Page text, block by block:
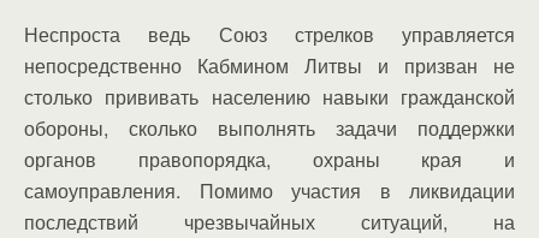
Неспроста ведь Союз стрелков управляется
непосредственно Кабмином Литвы и призван не
столько прививать населению навыки гражданской
обороны, сколько выполнять задачи поддержки
органов правопорядка, охраны края и
самоуправления. Помимо участия в ликвидации
последствий чрезвычайных ситуаций, на